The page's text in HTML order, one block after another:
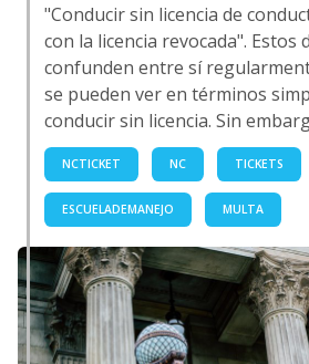
"Conducir sin licencia de
con la licencia revocada". Estos
confunden entre sí
se pueden ver en términos
conducir sin licencia. Sin
NCTICKET NC TICKETS
ESCUELADEMANEJO MULTA